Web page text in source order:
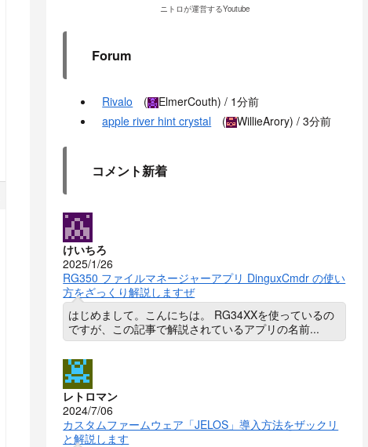
ニトロが運営するYoutube
Forum
Rivalo ( ElmerCouth) / 1分前
apple river hint crystal
( WillieArory) /3分前
コメント新着
けいちろ
2025/1/26
RG350 ファイルマネージャーアプリ DinguxCmdr の使い
方をざっくり解説しますぜ
はじめまして。こんにちは。 RG34XXを使っているの
ですが、この記事で解説されているアプリの名前...
レトロマン
2024/7/06
カスタムファームウェア「JELOS」導入方法をザックリ
と解説します